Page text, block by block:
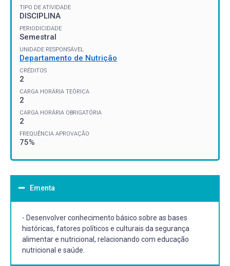
TIPO DE ATIVIDADE
DISCIPLINA
PERIODICIDADE
Semestral
UNIDADE RESPONSÁVEL
Departamento de Nutrição
CRÉDITOS
2
CARGA HORÁRIA TEÓRICA
2
CARGA HORÁRIA OBRIGATÓRIA
2
FREQUÊNCIA APROVAÇÃO
75%
Ementa
- Desenvolver conhecimento básico sobre as bases
históricas, fatores políticos e culturais da segurança
alimentar e nutricional, relacionando com educação
nutricional e saúde.